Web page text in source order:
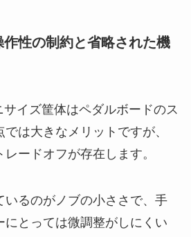
作性の制約と省略された機
イズ筐体はペダルボードのス
は大きなメリットですが、
ードオフが存在します。
いるのがノブの小ささで、手
にとっては微調整がしにくい